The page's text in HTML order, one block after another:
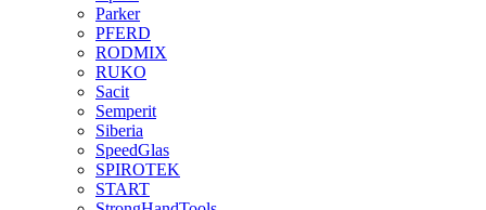
Parker
PFERD
RODMIX
RUKO
Sacit
Semperit
Siberia
SpeedGlas
SPIROTEK
START